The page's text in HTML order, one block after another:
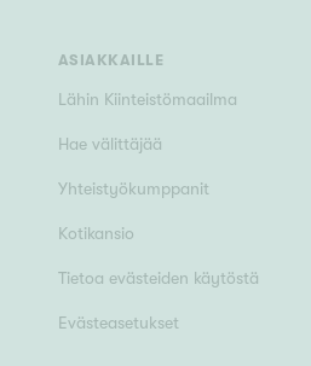
ASIAKKAILLE
Lähin Kiinteistömaailma
Hae välittäjää
Yhteistyökumppanit
Kotikansio
Tietoa evästeiden käytöstä
Evästeasetukset